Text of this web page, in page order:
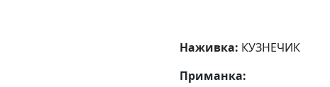
Наживка: КУЗНЕЧИК
Приманка: